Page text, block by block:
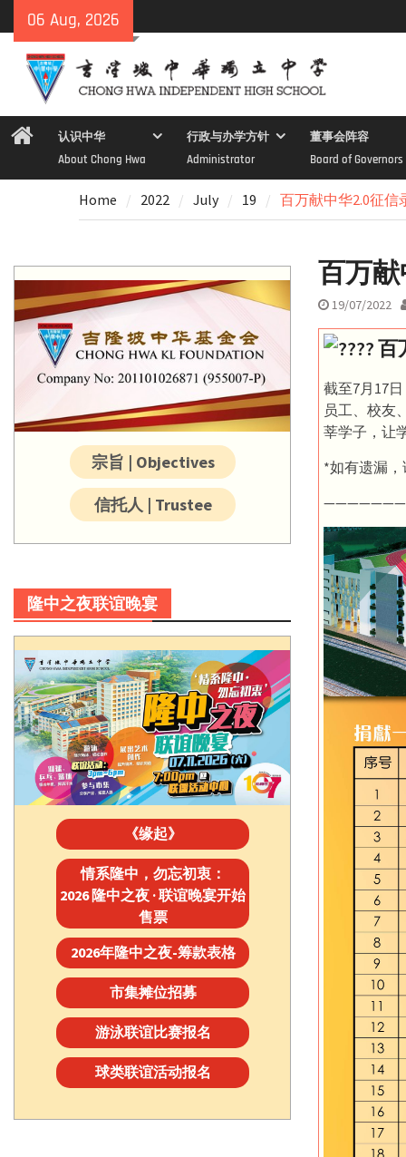
to
content
06 Aug, 2026
Home认识中华
About Chong Hwa
行政与办学方针
Administrator
董事会阵容
Board of Governors
Home 2022 July 19 百万献中华2.0征信
百万
19/07/2022
百
截至7月17
员工、校友
莘学子，让
*如有遗漏
宗旨 | Objectives
信托人 | Trustee
隆中之夜联谊晚宴
《缘起》
情系隆中，勿忘初衷：
2026 隆中之夜 · 联谊晚宴开始
售票
2026年隆中之夜-筹款表格
市集摊位招募
游泳联谊比赛报名
球类联谊活动报名